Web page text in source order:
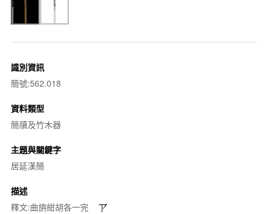
識別資訊
簡號:562.018
資料類型
簡牘及竹木器
主題與關鍵字
居延漢簡
描述
釋文:曲旃紺胡各一完